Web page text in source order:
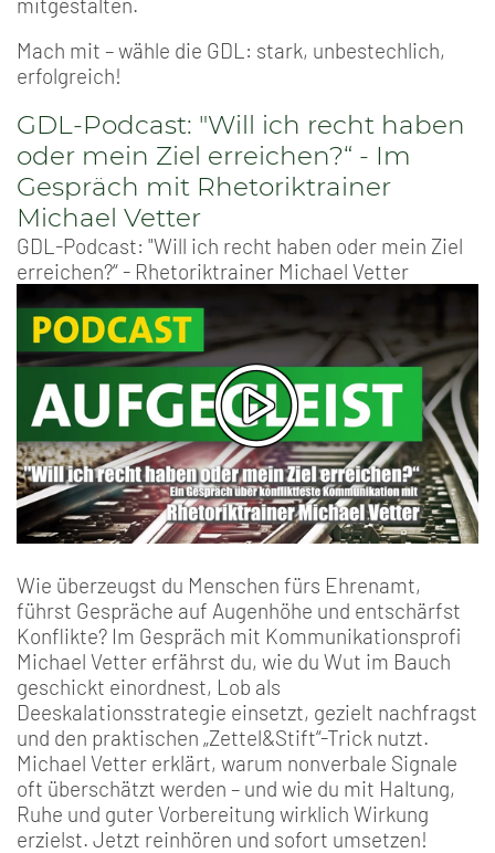
Mach mit – wähle die GDL: stark, unbestechlich,
erfolgreich!
GDL-Podcast: "Will ich recht haben
oder mein Ziel erreichen?“ - Im
Gespräch mit Rhetoriktrainer
Michael Vetter
GDL-Podcast: "Will ich recht haben oder mein Ziel
erreichen?“ - Rhetoriktrainer Michael Vetter
Wie überzeugst du Menschen fürs Ehrenamt,
führst Gespräche auf Augenhöhe und entschärfst
Konflikte? Im Gespräch mit Kommunikationsprofi
Michael Vetter erfährst du, wie du Wut im Bauch
geschickt einordnest, Lob als
Deeskalationsstrategie einsetzt, gezielt nachfragst
und den praktischen „Zettel&Stift“-Trick nutzt.
Michael Vetter erklärt, warum nonverbale Signale
oft überschätzt werden – und wie du mit Haltung,
Ruhe und guter Vorbereitung wirklich Wirkung
erzielst. Jetzt reinhören und sofort umsetzen!